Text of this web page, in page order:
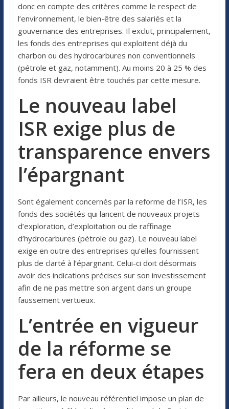
donc en compte des critères comme le respect de
l’environnement, le bien-être des salariés et la
gouvernance des entreprises. Il exclut, principalement,
les fonds des entreprises qui exploitent déjà du
charbon ou des hydrocarbures non conventionnels
(pétrole et gaz, notamment). Au moins 20 à 25 % des
fonds ISR devraient être touchés par cette mesure.
Le nouveau label
ISR exige plus de
transparence envers
l’épargnant
Sont également concernés par la reforme de l’ISR, les
fonds des sociétés qui lancent de nouveaux projets
d’exploration, d’exploitation ou de raffinage
d’hydrocarbures (pétrole ou gaz). Le nouveau label
exige en outre des entreprises qu’elles fournissent
plus de clarté à l’épargnant. Celui-ci doit désormais
avoir des indications précises sur son investissement
afin de ne pas mettre son argent dans un groupe
faussement vertueux.
L’entrée en vigueur
de la réforme se
fera en deux étapes
Par ailleurs, le nouveau référentiel impose un plan de